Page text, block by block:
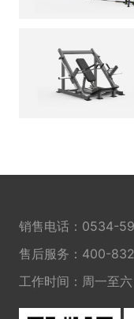
销售电话： 0534-
售后服务： 400-
工作时间：周一至